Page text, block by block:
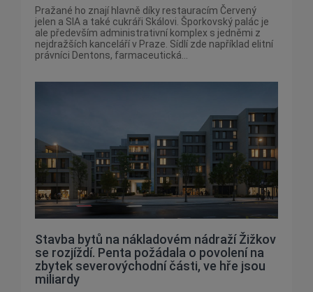
Pražané ho znají hlavně díky restauracím Červený
jelen a SIA a také cukráři Skálovi. Šporkovský palác je
ale především administrativní komplex s jedněmi z
nejdražších kanceláří v Praze. Sídlí zde například elitní
právníci Dentons, farmaceutická...
Stavba bytů na nákladovém nádraží Žižkov
se rozjíždí. Penta požádala o povolení na
zbytek severovýchodní části, ve hře jsou
miliardy